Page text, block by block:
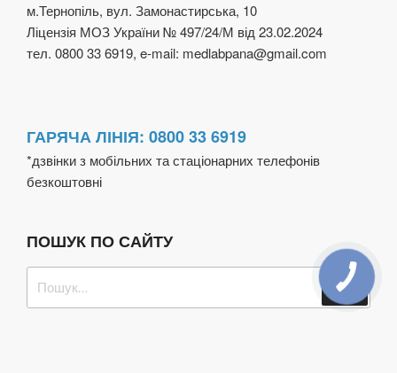
м.Тернопіль, вул. Замонастирська, 10
Ліцензія МОЗ України № 497/24/М від 23.02.2024
тел. 0800 33 6919, e-mail: medlabpana@gmail.com
ГАРЯЧА ЛІНІЯ: 0800 33 6919
*дзвінки з мобільних та стаціонарних телефонів
безкоштовні
ПОШУК ПО САЙТУ
за